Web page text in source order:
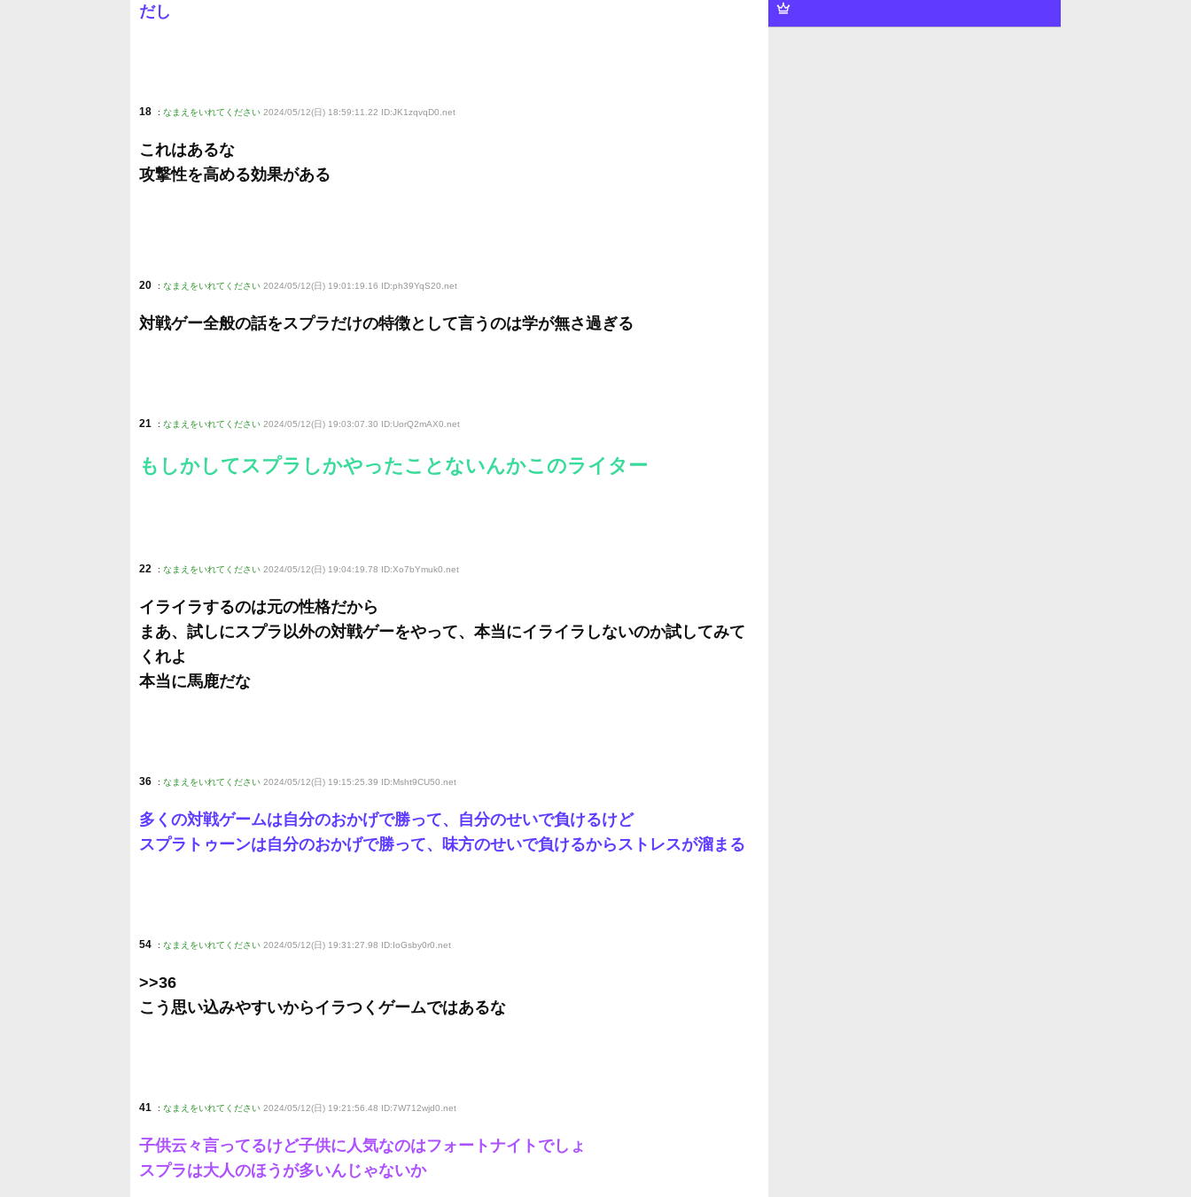
だし
18 : なまえをいれてください 2024/05/12(日) 18:59:11.22 ID:JK1zqvqD0 .net
これはあるな
攻撃性を高める効果がある
20 : なまえをいれてください 2024/05/12(日) 19:01:19.16 ID:ph39YqS20 .net
対戦ゲー全般の話をスプラだけの特徴として言うのは学が無さ過ぎる
21 : なまえをいれてください 2024/05/12(日) 19:03:07.30 ID:UorQ2mAX0.net
もしかしてスプラしかやったことないんかこのライター
22 : なまえをいれてください 2024/05/12(日) 19:04:19.78 ID:Xo7bYmuk0 .net
イライラするのは元の性格だから
まあ、試しにスプラ以外の対戦ゲーをやって、本当にイライラしないのか試してみて
くれよ
本当に馬鹿だな
36 : なまえをいれてください 2024/05/12(日) 19:15:25.39 ID:Msht9CU50 .net
多くの対戦ゲームは自分のおかげで勝って、自分のせいで負けるけど
スプラトゥーンは自分のおかげで勝って、味方のせいで負けるからストレスが溜まる
54 : なまえをいれてください 2024/05/12(日) 19:31:27.98 ID:IoGsby0r0 .net
>>36
こう思い込みやすいからイラつくゲームではあるな
41 : なまえをいれてください 2024/05/12(日) 19:21:56.48 ID:7W712wjd0 .net
子供云々言ってるけど子供に人気なのはフォートナイトでしょ
スプラは大人のほうが多いんじゃないか